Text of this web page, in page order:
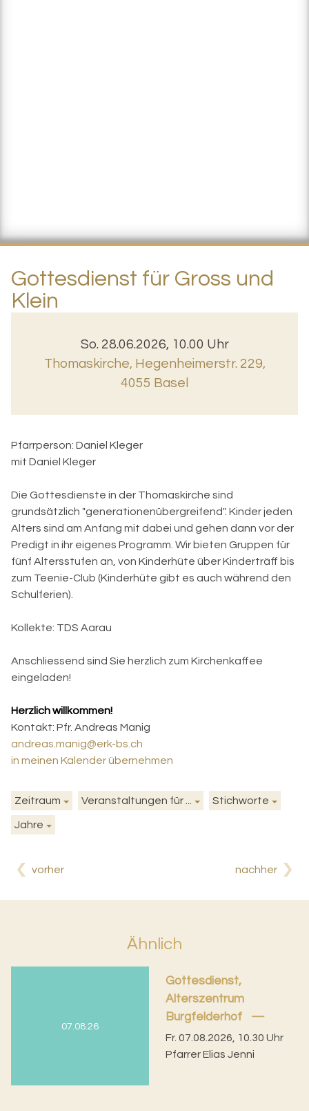
Gottesdienst für Gross und
Klein
So. 28.06.2026, 10.00 Uhr
Thomaskirche, Hegenheimerstr. 229,
4055 Basel
Pfarrperson: Daniel Kleger
mit Daniel Kleger
Die Gottesdienste in der Thomaskirche sind
grundsätzlich "generationenübergreifend". Kinder jeden
Alters sind am Anfang mit dabei und gehen dann vor der
Predigt in ihr eigenes Programm. Wir bieten Gruppen für
fünf Altersstufen an, von Kinderhüte über Kinderträff bis
zum Teenie-Club (Kinderhüte gibt es auch während den
Schulferien).
Kollekte: TDS Aarau
Anschliessend sind Sie herzlich zum Kirchenkaffee
eingeladen!
Herzlich willkommen!
Kontakt: Pfr. Andreas Manig
andreas.manig@erk-bs.ch
in meinen Kalender übernehmen
Zeitraum Veranstaltungen für ... Stichworte
Jahre
vorher nachher
Ähnlich
07.08.26
Gottesdienst,
Alterszentrum
Burgfelderhof
Fr. 07.08.2026, 10.30 Uhr
Pfarrer Elias Jenni